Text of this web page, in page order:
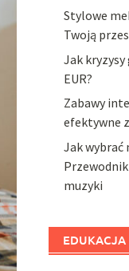
Stylowe
Twoją
Jak kryzysy
EUR?
Zabawy
efektywne
Jak wybrać
muzyki
EDUKACJA